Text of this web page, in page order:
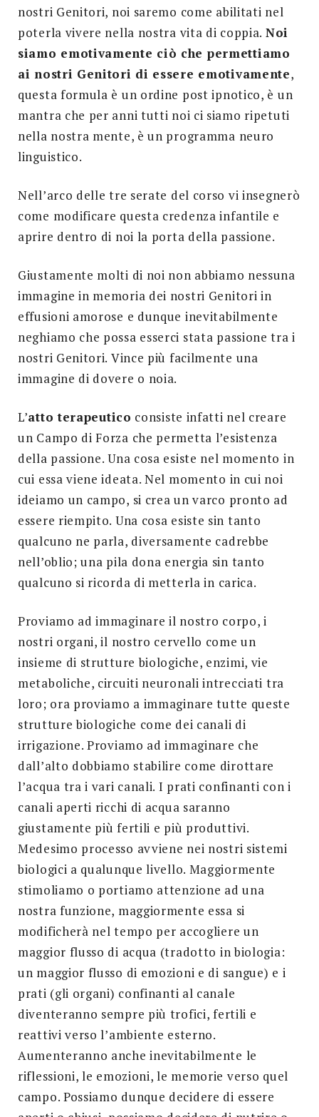
nostri Genitori, noi saremo come abilitati nel
poterla vivere nella nostra vita di coppia. Noi
siamo emotivamente ciò che permettiamo
ai nostri Genitori di essere emotivamente,
questa formula è un ordine post ipnotico, è un
mantra che per anni tutti noi ci siamo ripetuti
nella nostra mente, è un programma neuro
linguistico.
Nell’arco delle tre serate del corso vi insegnerò
come modificare questa credenza infantile e
aprire dentro di noi la porta della passione.
Giustamente molti di noi non abbiamo nessuna
immagine in memoria dei nostri Genitori in
effusioni amorose e dunque inevitabilmente
neghiamo che possa esserci stata passione tra i
nostri Genitori. Vince più facilmente una
immagine di dovere o noia.
L’atto terapeutico consiste infatti nel creare
un Campo di Forza che permetta l’esistenza
della passione. Una cosa esiste nel momento in
cui essa viene ideata. Nel momento in cui noi
ideiamo un campo, si crea un varco pronto ad
essere riempito. Una cosa esiste sin tanto
qualcuno ne parla, diversamente cadrebbe
nell’oblio; una pila dona energia sin tanto
qualcuno si ricorda di metterla in carica.
Proviamo ad immaginare il nostro corpo, i
nostri organi, il nostro cervello come un
insieme di strutture biologiche, enzimi, vie
metaboliche, circuiti neuronali intrecciati tra
loro; ora proviamo a immaginare tutte queste
strutture biologiche come dei canali di
irrigazione. Proviamo ad immaginare che
dall’alto dobbiamo stabilire come dirottare
l’acqua tra i vari canali. I prati confinanti con i
canali aperti ricchi di acqua saranno
giustamente più fertili e più produttivi.
Medesimo processo avviene nei nostri sistemi
biologici a qualunque livello. Maggiormente
stimoliamo o portiamo attenzione ad una
nostra funzione, maggiormente essa si
modificherà nel tempo per accogliere un
maggior flusso di acqua (tradotto in biologia:
un maggior flusso di emozioni e di sangue) e i
prati (gli organi) confinanti al canale
diventeranno sempre più trofici, fertili e
reattivi verso l’ambiente esterno.
Aumenteranno anche inevitabilmente le
riflessioni, le emozioni, le memorie verso quel
campo. Possiamo dunque decidere di essere